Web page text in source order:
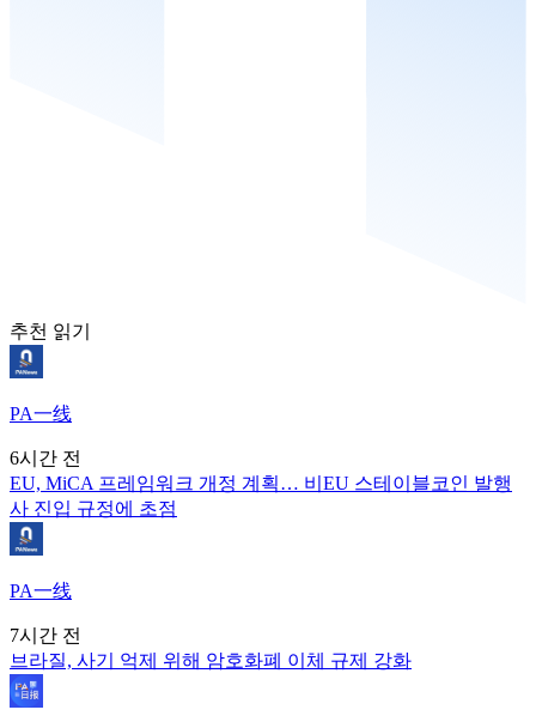
추천 읽기
PA一线
6시간 전
EU, MiCA 프레임워크 개정 계획… 비EU 스테이블코인 발행
사 진입 규정에 초점
PA一线
7시간 전
브라질, 사기 억제 위해 암호화폐 이체 규제 강화